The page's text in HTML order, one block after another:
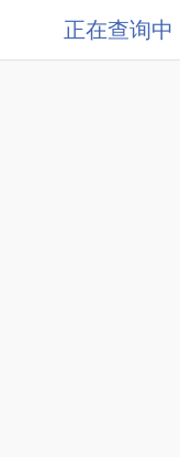
正在查询中